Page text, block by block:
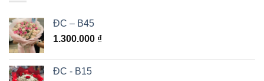
ĐC – B45
1.300.000 ₫
ĐC - B15